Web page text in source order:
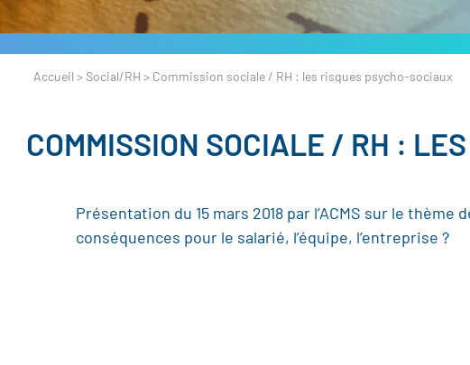
Accueil > Social/RH > Commission sociale / RH : les risques psycho-sociaux
COMMISSION SOCIALE / RH :
Présentation du 15 mars 2018 par l’ACMS sur le
conséquences pour le salarié, l’équipe, l’entreprise ?